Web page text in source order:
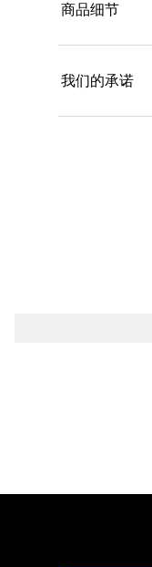
商品细节
我们的承诺